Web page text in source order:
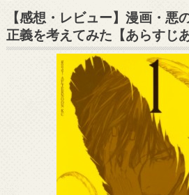
【感想・レビュー】漫画・悪
正義を考えてみた【あらすじあ